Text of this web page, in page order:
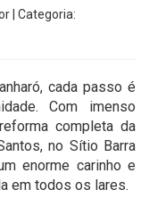
| Categoria:
cada passo é
Com imenso
completa da
no Sítio Barra
enorme carinho e
em todos os lares.